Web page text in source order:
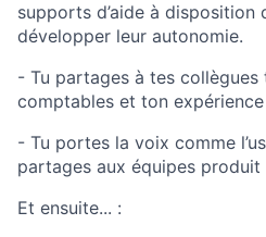
supports d’aide à disposition
développer leur autonomie.
- Tu partages à tes collègues
comptables et ton
- Tu portes la voix comme
partages aux équipes
Et ensuite... :